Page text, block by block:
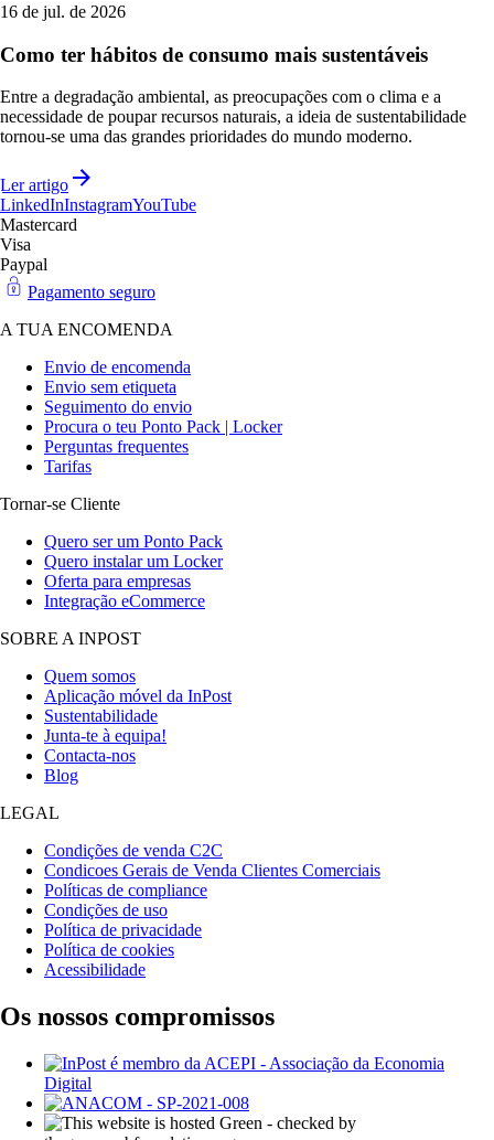
16 de jul. de 2026
Como ter hábitos de consumo mais sustentáveis
Entre a degradação ambiental, as preocupações com o clima e a
necessidade de poupar recursos naturais, a ideia de sustentabilidade
tornou-se uma das grandes prioridades do mundo moderno.
Ler artigo
LinkedInInstagramYouTube
Mastercard
Visa
Paypal
Pagamento seguro
A TUA ENCOMENDA
Envio de encomenda
Envio sem etiqueta
Seguimento do envio
Procura o teu Ponto Pack | Locker
Perguntas frequentes
Tarifas
Tornar-se Cliente
Quero ser um Ponto Pack
Quero instalar um Locker
Oferta para empresas
Integração eCommerce
SOBRE A INPOST
Quem somos
Aplicação móvel da InPost
Sustentabilidade
Junta-te à equipa!
Contacta-nos
Blog
LEGAL
Condições de venda C2C
Condicoes Gerais de Venda Clientes Comerciais
Políticas de compliance
Condições de uso
Política de privacidade
Política de cookies
Acessibilidade
Os nossos compromissos